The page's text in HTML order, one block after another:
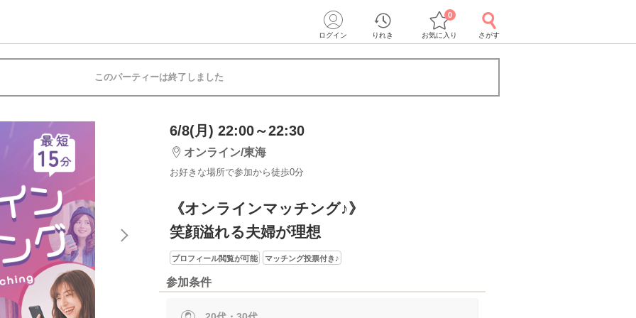
ログイン りれき お気に入り
0
さがす
このパーティーは終了しました
6/8(月) 22:00～22:30
オンライン/東海
お好きな場所で参加から徒歩0分
《オンラインマッチング♪》
笑顔溢れる夫婦が理想
プロフィール閲覧が可能 マッチング投票付き♪
参加条件